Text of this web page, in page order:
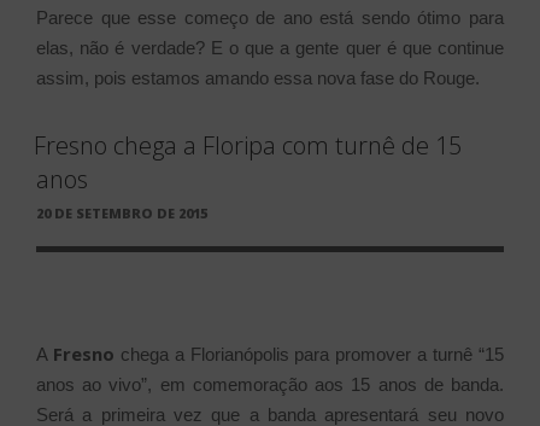
Parece que esse começo de ano está sendo ótimo para
elas, não é verdade? E o que a gente quer é que continue
assim, pois estamos amando essa nova fase do Rouge.
Fresno chega a Floripa com turnê de 15
anos
PUBLICADO
20 DE SETEMBRO DE 2015
A Fresno chega a Florianópolis para promover a turnê “15
anos ao vivo”, em comemoração aos 15 anos de banda.
Será a primeira vez que a banda apresentará seu novo